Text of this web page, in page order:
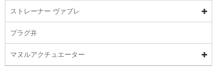
ストレーナー ヴァブレ
プラグ弁
マヌルアクチュエーター